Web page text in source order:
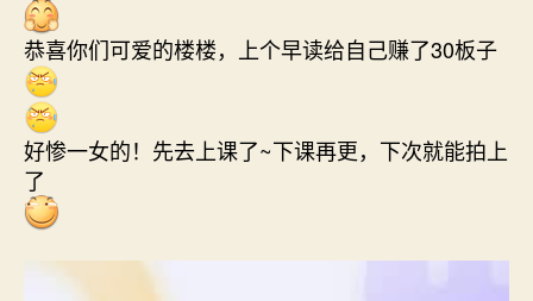
恭喜你们可爱的楼楼，上个早读给自己赚了30板子
好惨一女的！先去上课了~下课再更，下次就能拍上
了